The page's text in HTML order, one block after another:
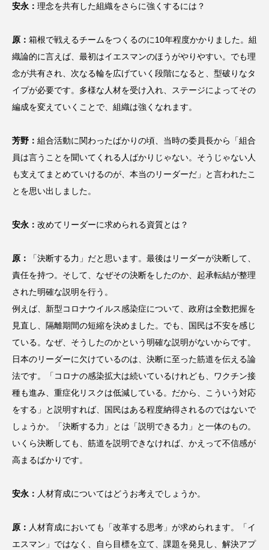
安永： 理念を共有した組織をさらに強くするには？
原： 箱根で戦えるチームをつくるのに10年程度かかりました。組
織論的に言えば、最初はイエスマンのほうがやりやすい。でも理
念が共有され、次なる輪を広げていく段階になると、型破りなタ
イプが必要です。多様な人材を受け入れ、ステージによってその
編成を変えていくことで、組織は強くなれます。
芳野： 組合活動に関わったばかりの頃、当時の委員長から「組合
員は言うことを聞いてくれる人ばかりじゃない。そうじゃない人
も支えてまとめていけるのが、本当のリーダーだ」と言われたこ
とを思い出しました。
安永： 改めてリーダーに求められる資質とは？
原：
「決断する力」だと思います。最後はリーダーが決断して、
責任を持つ。そして、なぜその決断をしたのか、起承転結が整理
された明確な説明を行う。
例えば、新型コロナウイルス感染症について、政府は全数把握を
見直し、隔離期間の短縮を決めました。でも、国民は不安を感じ
ている。なぜ、そうしたのかという明確な説明がないからです。
日本のリーダーに欠けているのは、決断に至った筋道を伝える論
法です。「コロナの感染拡大は続いているけれども、ワクチン接
種も進み、重症化リスクは低減している。だから、こういう対応
をする」と説明すれば、国民はある程度納得されるのではないで
しょうか。「決断する力」とは「説明できる力」と一体のもの。
いくら決断しても、筋道を説明できなければ、かえって不信感が
高まるばかりです。
安永： 人材育成についてはどうお考えでしょうか。
原： 人材育成においても「改革する思考」が求められます。「イ
エスマン」ではなく、自ら目標を立て、課題を発見し、解決アプ